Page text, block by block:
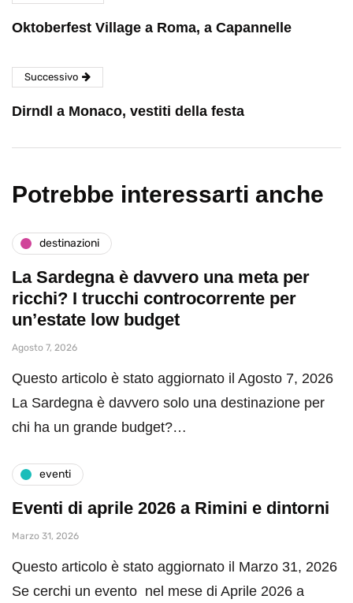
Oktoberfest Village a Roma, a Capannelle
Successivo
Dirndl a Monaco, vestiti della festa
Potrebbe interessarti anche
destinazioni
La Sardegna è davvero una meta per
ricchi? I trucchi controcorrente per
un’estate low budget
Agosto 7, 2026
Questo articolo è stato aggiornato il Agosto 7, 2026
La Sardegna è davvero solo una destinazione per
chi ha un grande budget?…
eventi
Eventi di aprile 2026 a Rimini e dintorni
Marzo 31, 2026
Questo articolo è stato aggiornato il Marzo 31, 2026
Se cerchi un evento nel mese di Aprile 2026 a